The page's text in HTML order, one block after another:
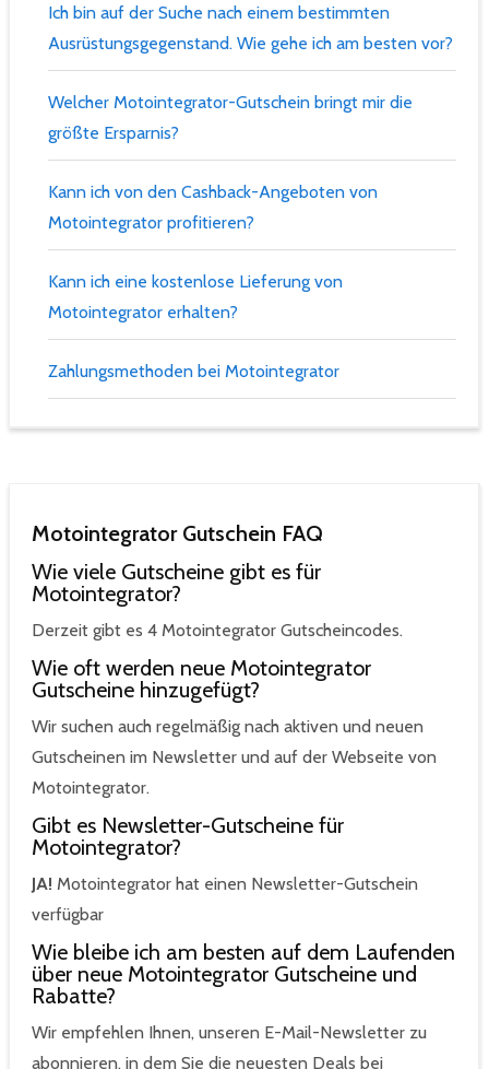
Ich bin auf der Suche nach einem bestimmten
Ausrüstungsgegenstand. Wie gehe ich am besten vor?
Welcher Motointegrator-Gutschein bringt mir die
größte Ersparnis?
Kann ich von den Cashback-Angeboten von
Motointegrator profitieren?
Kann ich eine kostenlose Lieferung von
Motointegrator erhalten?
Zahlungsmethoden bei Motointegrator
Motointegrator Gutschein FAQ
Wie viele Gutscheine gibt es für
Motointegrator?
Derzeit gibt es 4 Motointegrator Gutscheincodes.
Wie oft werden neue Motointegrator
Gutscheine hinzugefügt?
Wir suchen auch regelmäßig nach aktiven und neuen
Gutscheinen im Newsletter und auf der Webseite von
Motointegrator.
Gibt es Newsletter-Gutscheine für
Motointegrator?
JA! Motointegrator hat einen Newsletter-Gutschein
verfügbar
Wie bleibe ich am besten auf dem Laufenden
über neue Motointegrator Gutscheine und
Rabatte?
Wir empfehlen Ihnen, unseren E-Mail-Newsletter zu
abonnieren, in dem Sie die neuesten Deals bei